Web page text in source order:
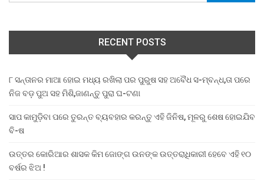
RECENT POSTS
୮ ସନ୍ତାନର ମାଆ ହୋଇ ମଧ୍ୟ ରଖିଲା ପର ପୁରୁଷ ସହ ଅବୈଧ ସ-ମ୍ବନ୍ଧ,ତା ପରେ
ନିଜ ବଡ଼ ପୁଅ ସହ ମିଶି,ଜାଣନ୍ତୁ ପୁରା ଘ-ଟଣା
ସାପ କାମୁଡ଼ିବା ପରେ ତୁରନ୍ତ ବ୍ୟବହାର କରନ୍ତୁ ଏହି ଜିନିଷ, ମୂଳରୁ ଶେଷ ହୋଇଯିବ
ବି-ଷ
ଉତ୍ତର କୋରିଆର ଶାସକ କିମ ଜୋଙ୍ଗ ଉନଙ୍କ ଉତ୍ତରାଧିକାରୀ ହେବେ ଏହି ୧୦
ବର୍ଷର ଝିଅ !